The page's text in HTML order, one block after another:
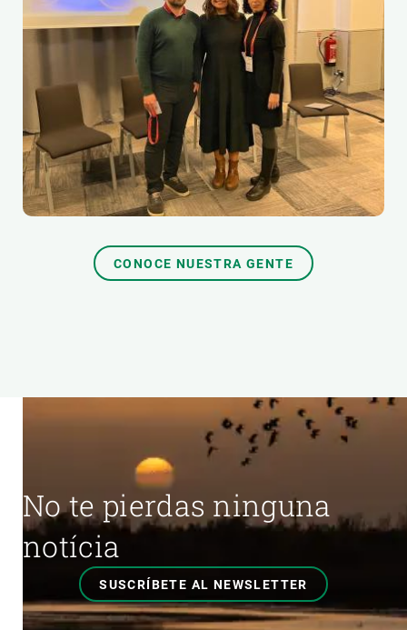
CONOCE NUESTRA GENTE
No te pierdas ninguna
notícia
SUSCRÍBETE AL NEWSLETTER